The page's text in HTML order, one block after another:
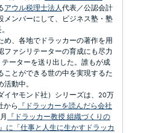
アウル税理士法人代表／公認会計
メンバーにして、ビジネス塾・塾
め、各地でドラッカーの著作を用
ファシリテーターの育成にも尽力
ーターを送り出した。誰もが成
とができる世の中を実現するた
動中。
イヤモンド社）シリーズは、20万
から 『ドラッカーを読んだら会社
『ドラッカー教授 組織づくりの
に「仕事と人生に生かすドラッカ